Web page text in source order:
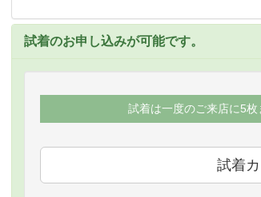
試着のお申し込みが可能です。
試着は一度のご来店に5枚